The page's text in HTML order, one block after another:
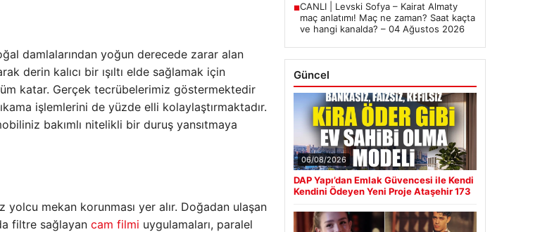
damlalarından yoğun derecede zarar alan
derin kalıcı bir ışıltı elde sağlamak için
katar. Gerçek tecrübelerimiz göstermektedir
işlemlerini de yüzde elli kolaylaştırmaktadır.
bakımlı nitelikli bir duruş yansıtmaya
yolcu mekan korunması yer alır. Doğadan ulaşan
filtre sağlayan cam filmi uygulamaları, paralel
■CANLI | Levski Sofya – Kairat Almaty
maç anlatımı! Maç ne zaman? Saat kaçta
ve hangi kanalda? – 04 Ağustos 2026
Güncel
06/08/2026
DAP Yapı’dan Emlak Güvencesi ile Kendi
Kendini Ödeyen Yeni Proje Ataşehir 173